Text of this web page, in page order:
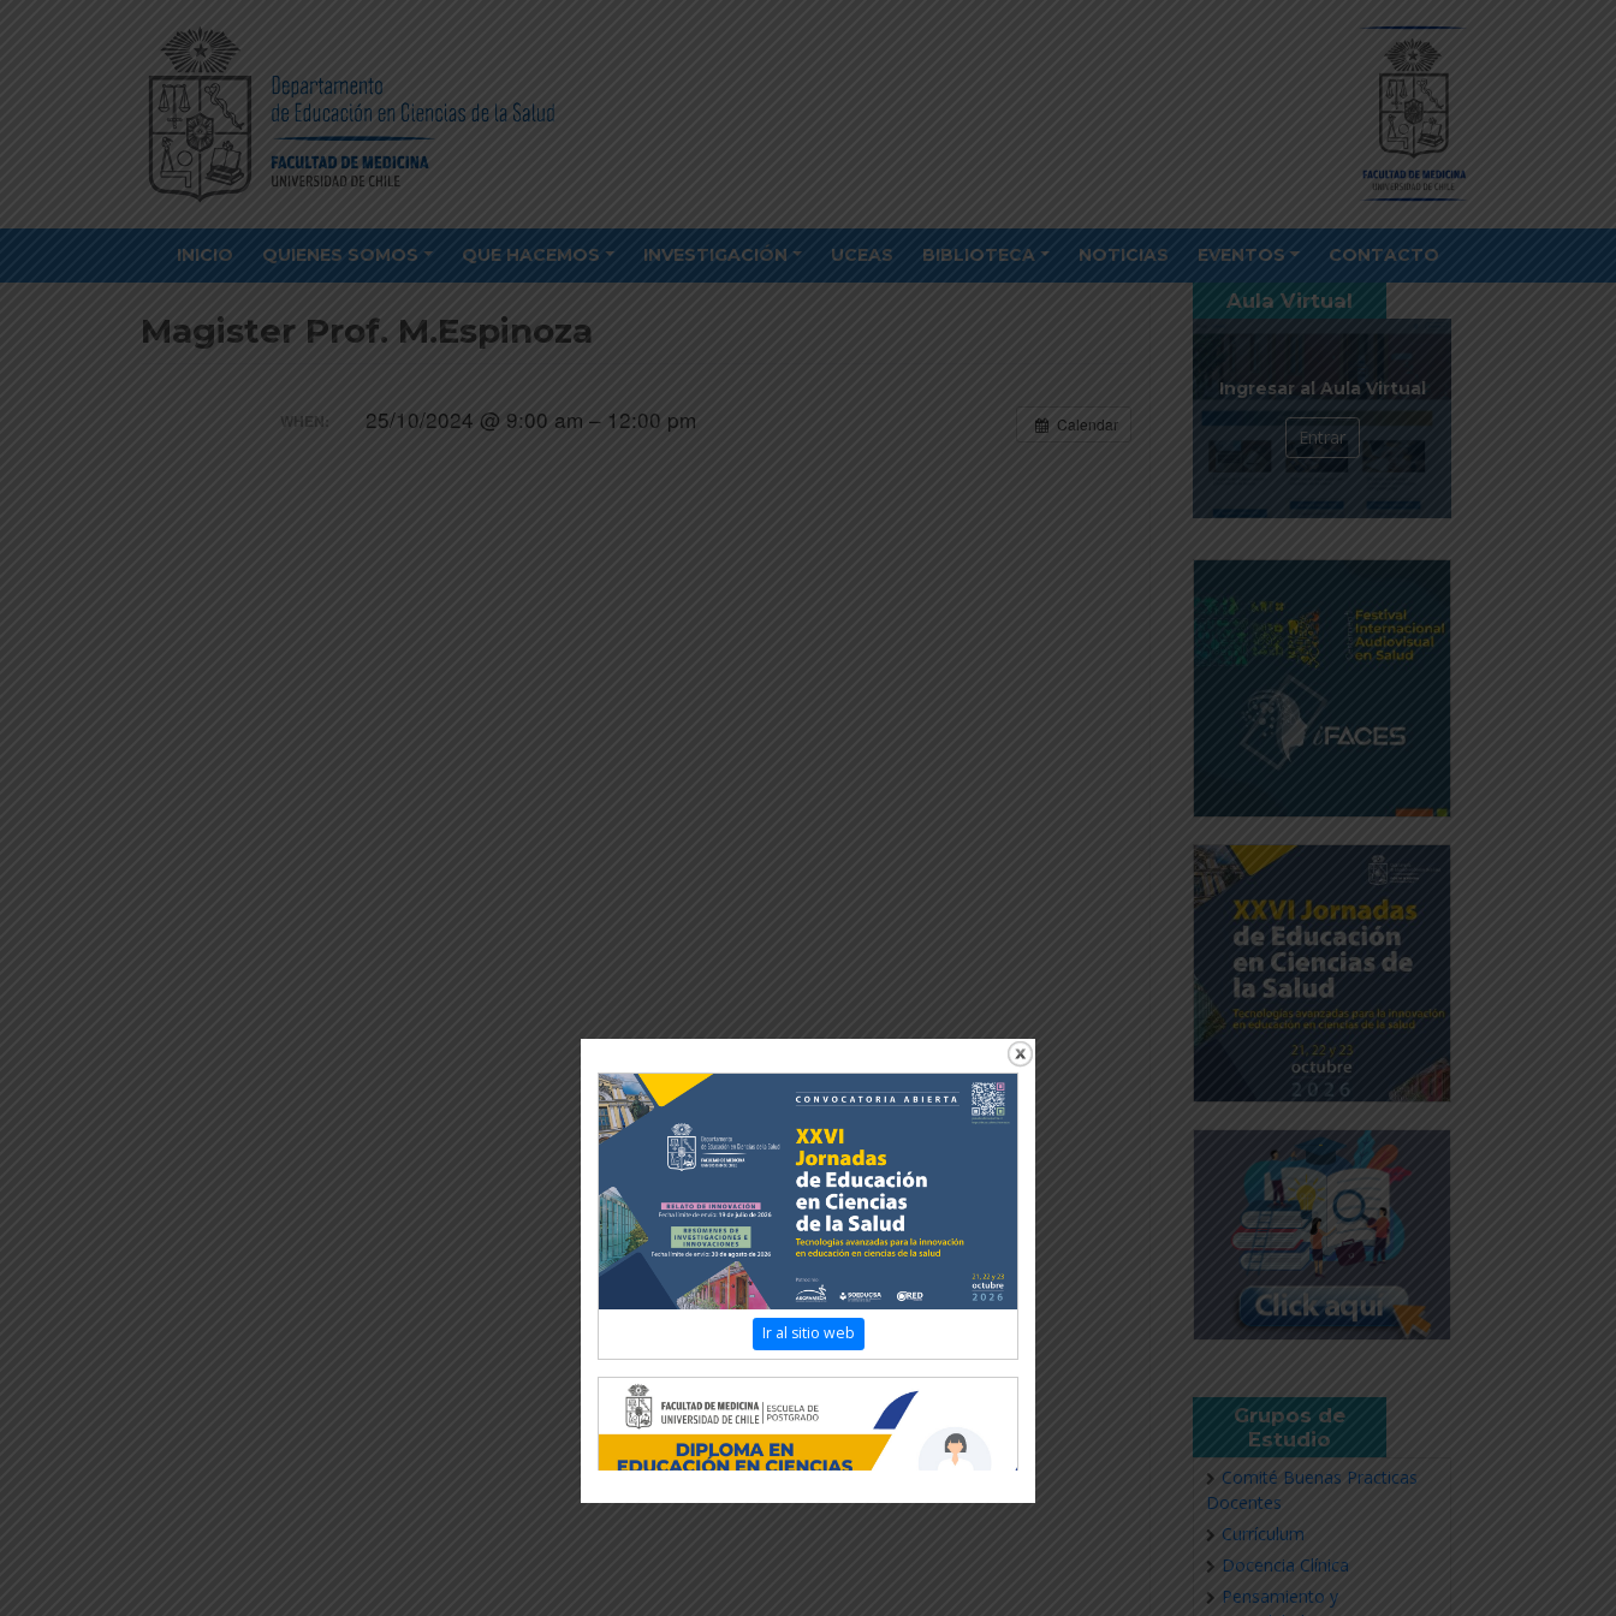
INICIO QUIENES SOMOS QUE HACEMOS INVESTIGACIÓN UCEAS BIBLIOTECA NOTICIAS EVENTOS CONTACTO
Magister Prof. M.Espinoza
Calendar
WHEN: 25/10/2024 @ 9:00 am – 12:00 pm
Aula Virtual
Ingresar al Aula Virtual
Entrar
Grupos de
Estudio
Comité Buenas Practicas
Docentes
Currículum
Docencia Clínica
Pensamiento y
Ir al sitio web